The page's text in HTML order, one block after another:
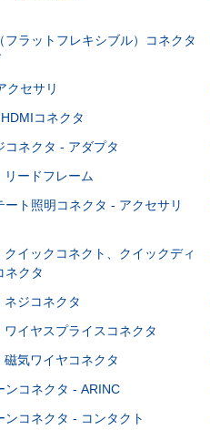
フラットフレキシブル）コネクタ
クセサリ
コネクタ
コネクタ - アダプタ
リードフレーム
ート照明コネクタ - アクセサリ
クイックコネクト、クイックディ
ネクタ
ネジコネクタ
ワイヤスプライスコネクタ
磁気ワイヤコネクタ
ンコネクタ - ARINC
ンコネクタ - コンタクト